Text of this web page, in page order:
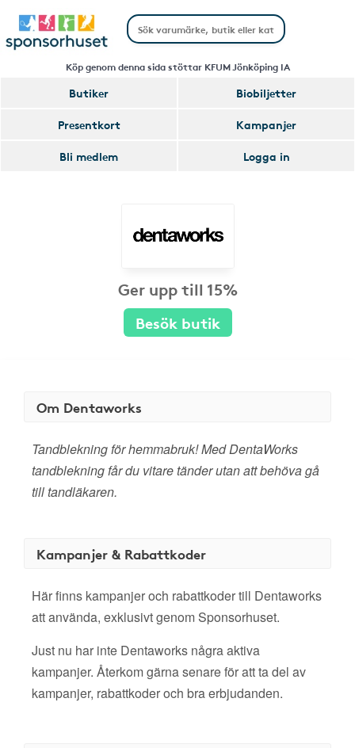
Köp genom denna sida stöttar KFUM Jönköping IA
Butiker
Biobiljetter
Presentkort
Kampanjer
Bli medlem
Logga in
Ger upp till 15%
Besök butik
Om Dentaworks
Tandblekning för hemmabruk! Med DentaWorks
tandblekning får du vitare tänder utan att behöva gå
till tandläkaren.
Kampanjer & Rabattkoder
Här finns kampanjer och rabattkoder till Dentaworks
att använda, exklusivt genom Sponsorhuset.
Just nu har inte Dentaworks några aktiva
kampanjer. Återkom gärna senare för att ta del av
kampanjer, rabattkoder och bra erbjudanden.